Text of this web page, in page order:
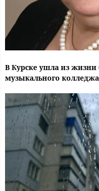
В Курске ушла из
музыкального